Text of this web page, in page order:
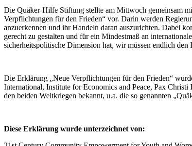
Die Quäker-Hilfe Stiftung stellte am Mittwoch gemeinsam
Verpflichtungen für den Frieden“ vor. Darin werden
anzuerkennen und ihr Handeln daran auszurichten. Dabei
gerecht zu gestalten und für ein Mindestmaß an
sicherheitspolitische Dimension hat, wir müssen endlich
Die Erklärung „Neue Verpflichtungen für den Frieden“
International, Institute for Economics and Peace, Pax
den beiden Weltkriegen bekannt, u.a. die so genannten
Diese Erklärung wurde unterzeichnet von: